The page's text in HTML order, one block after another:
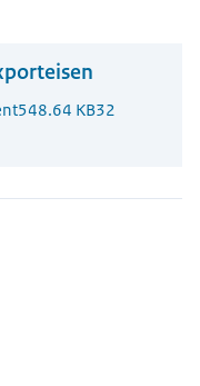
548.64 KB32